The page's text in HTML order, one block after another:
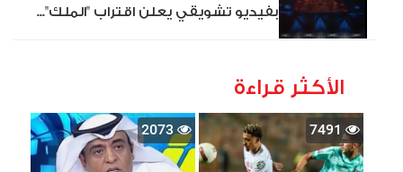
بفيديو تشويقي يعلن اقتراب "الملك"...
الأكثر قراءة
7491
2073